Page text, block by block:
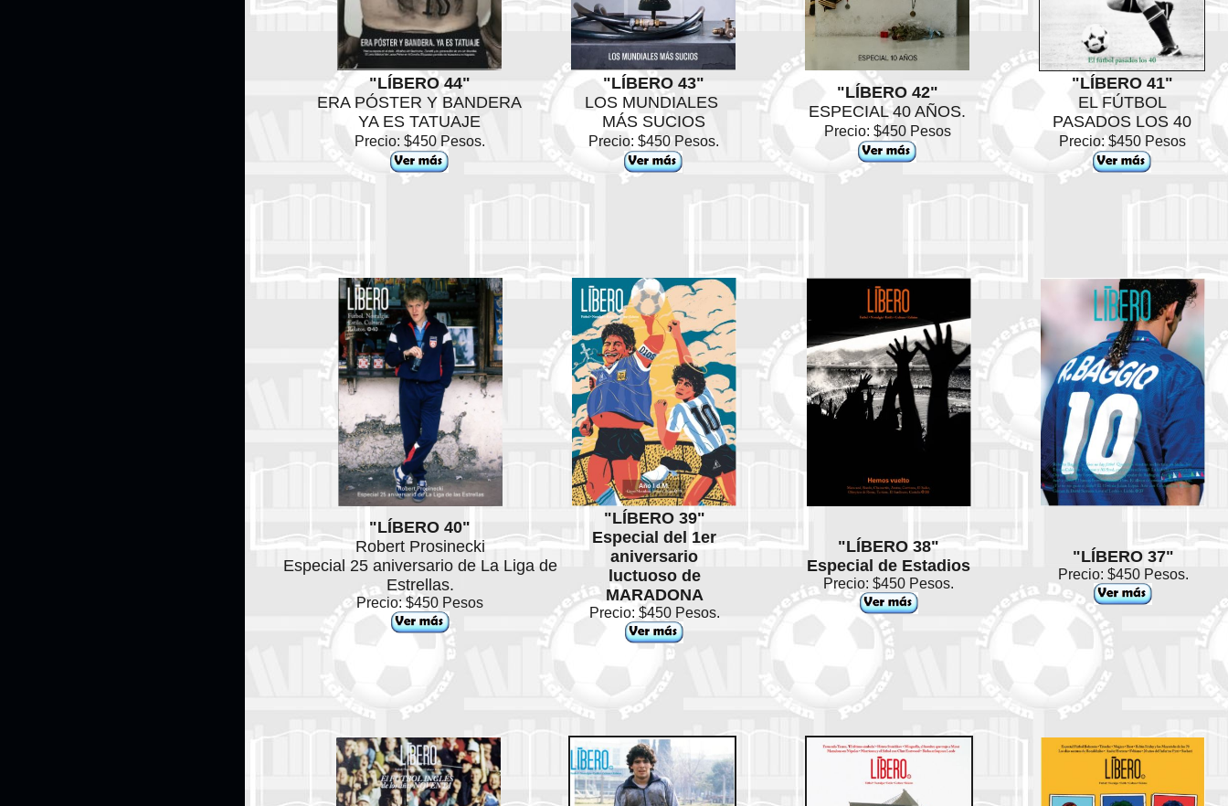
"LÍBERO 44"
ERA PÓSTER Y BANDERA
YA ES TATUAJE
Precio: $450 Pesos.
"LÍBERO 43"
LOS MUNDIALES
MÁS SUCIOS
Precio: $450 Pesos.
"LÍBERO 42"
ESPECIAL 40 AÑOS.
Precio: $450 Pesos
"LÍBERO 41"
EL FÚTBOL
PASADOS LOS 40
Precio: $450 Pesos
"LÍBERO 40"
Robert Prosinecki
Especial 25 aniversario de La Liga de
Estrellas.
Precio: $450 Pesos
"LÍBERO 39"
Especial del 1er
aniversario
luctuoso de
MARADONA
Precio: $450 Pesos.
"LÍBERO 38"
Especial de Estadios
Precio: $450 Pesos.
"LÍBERO 37"
Precio: $450 Pesos.